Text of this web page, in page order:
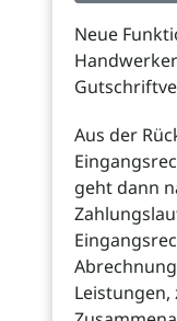
Neue
Aus der
geht dann
Leistungen,